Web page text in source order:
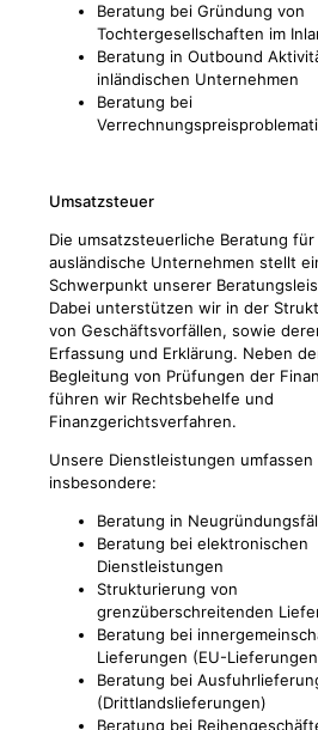
Beratung bei Gründung von
Tochtergesellschaften im
Beratung in Outbound
inländischen Unternehmen
Beratung bei
Umsatzsteuer
Die umsatzsteuerliche Beratung
ausländische Unternehmen stellt
Schwerpunkt unserer
Dabei unterstützen wir in der
von Geschäftsvorfällen, sowie
Erfassung und Erklärung. Neben
Begleitung von Prüfungen der
führen wir Rechtsbehelfe und
Finanzgerichtsverfahren.
Unsere Dienstleistungen umfassen
insbesondere:
Beratung in
Beratung bei elektronischen
Dienstleistungen
Strukturierung von
grenzüberschreitenden
Beratung bei
Lieferungen (EU-
Beratung bei
(Drittlandslieferungen)
Beratung bei